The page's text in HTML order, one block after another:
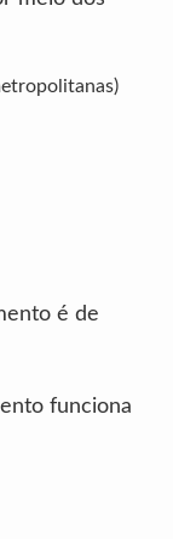
é de
funciona